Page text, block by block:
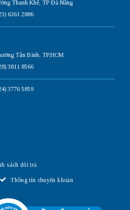
Thanh Khê, TP Đà Nẵng
6361 2886
Tân Bình, TP.HCM
3811 8566
3776 5859
sách đổi trả
Thông tin chuyển khoản